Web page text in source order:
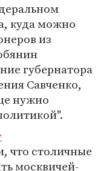
куда можно
из
губернатора
Савченко,
нужно
что столичные
москвичей-